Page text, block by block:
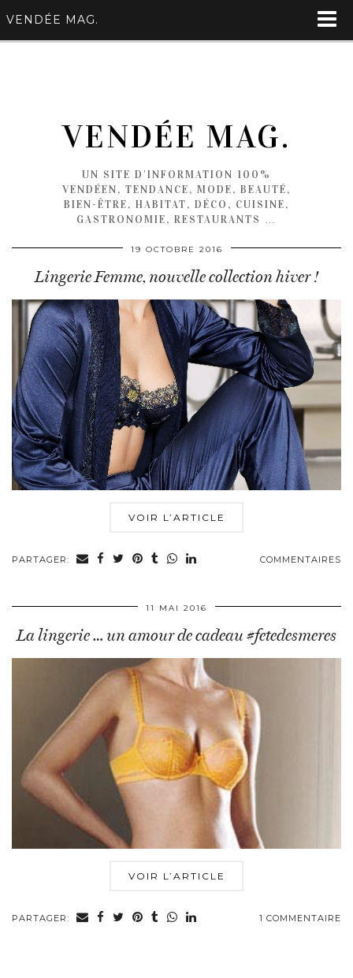
VENDÉE MAG.
VENDÉE MAG.
UN SITE D'INFORMATION 100%
VENDÉEN, TENDANCE, MODE, BEAUTÉ,
BIEN-ÊTRE, HABITAT, DÉCO, CUISINE,
GASTRONOMIE, RESTAURANTS …
19 OCTOBRE 2016
Lingerie Femme, nouvelle collection hiver !
VOIR L’ARTICLE
PARTAGER: COMMENTAIRES
11 MAI 2016
La lingerie … un amour de cadeau #fetedesmeres
VOIR L’ARTICLE
PARTAGER: 1 COMMENTAIRE